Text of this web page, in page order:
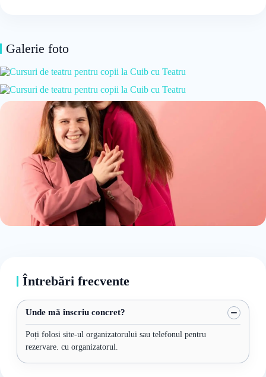
Galerie foto
Întrebări frecvente
Unde mă înscriu concret?
Poți folosi site-ul organizatorului sau telefonul pentru
rezervare. cu organizatorul.